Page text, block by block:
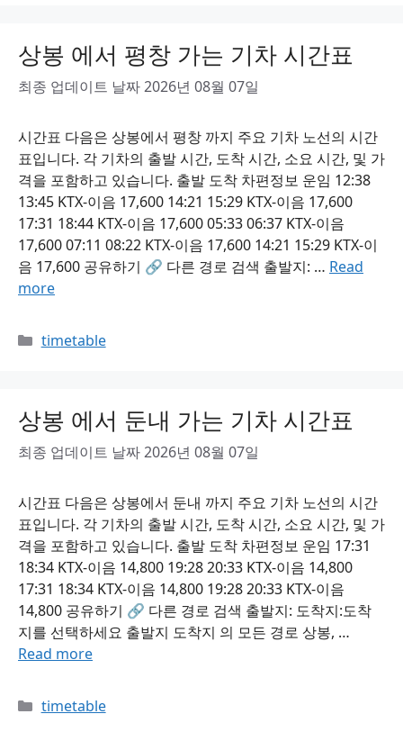
상봉 에서 평창 가는 기차 시간표
최종 업데이트 날짜 2026년 08월 07일
시간표 다음은 상봉에서 평창 까지 주요 기차 노선의 시간
표입니다. 각 기차의 출발 시간, 도착 시간, 소요 시간, 및 가
격을 포함하고 있습니다. 출발 도착 차편정보 운임 12:38
13:45 KTX-이음 17,600 14:21 15:29 KTX-이음 17,600
17:31 18:44 KTX-이음 17,600 05:33 06:37 KTX-이음
17,600 07:11 08:22 KTX-이음 17,600 14:21 15:29 KTX-이
음 17,600 공유하기 🔗 다른 경로 검색 출발지: … Read
more
Categories
timetable
상봉 에서 둔내 가는 기차 시간표
최종 업데이트 날짜 2026년 08월 07일
시간표 다음은 상봉에서 둔내 까지 주요 기차 노선의 시간
표입니다. 각 기차의 출발 시간, 도착 시간, 소요 시간, 및 가
격을 포함하고 있습니다. 출발 도착 차편정보 운임 17:31
18:34 KTX-이음 14,800 19:28 20:33 KTX-이음 14,800
17:31 18:34 KTX-이음 14,800 19:28 20:33 KTX-이음
14,800 공유하기 🔗 다른 경로 검색 출발지: 도착지:도착
지를 선택하세요 출발지 도착지 의 모든 경로 상봉, …
Read more
Categories
timetable